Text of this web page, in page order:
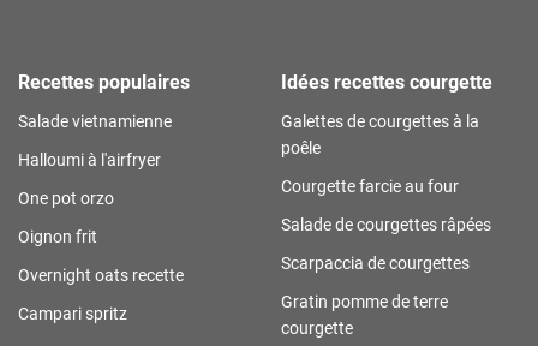
Recettes populaires
Salade vietnamienne
Halloumi à l'airfryer
One pot orzo
Oignon frit
Overnight oats recette
Campari spritz
Idées recettes courgette
Galettes de courgettes à la
poêle
Courgette farcie au four
Salade de courgettes râpées
Scarpaccia de courgettes
Gratin pomme de terre
courgette